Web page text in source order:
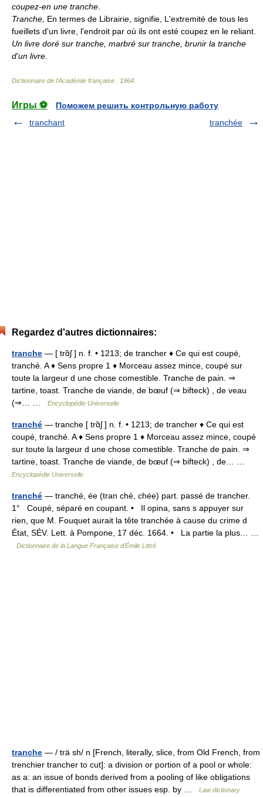
coupez-en une tranche
Tranche, En termes de Librairie, signifie, L'extremité de tous les
fueillets d'un livre, l'endroit par où ils ont esté coupez en le reliant.
Un livre doré sur tranche, marbré sur tranche, brunir la tranche
d'un livre
Dictionnaire de l'Académie française 1964
Игры ⚽
Поможем решить контрольную работу
tranchant
tranchée
Regardez d'autres dictionnaires:
tranche — [ trɑ̃ʃ ] n. f. • 1213; de trancher ♦ Ce qui est coupé,
tranché. A ♦ Sens propre 1 ♦ Morceau assez mince, coupé sur
toute la largeur d une chose comestible. Tranche de pain. ⇒
tartine, toast. Tranche de viande, de bœuf (⇒ bifteck) , de veau
(⇒… …
Encyclopédie Universelle
tranché — tranche [ trɑ̃ʃ ] n. f. • 1213; de trancher ♦ Ce qui est
coupé, tranché. A ♦ Sens propre 1 ♦ Morceau assez mince, coupé
sur toute la largeur d une chose comestible. Tranche de pain. ⇒
tartine, toast. Tranche de viande, de bœuf (⇒ bifteck) , de… …
Encyclopédie Universelle
tranché — tranché, ée (tran ché, chée) part. passé de trancher.
1° Coupé, séparé en coupant. • Il opina, sans s appuyer sur
rien, que M. Fouquet aurait la tête tranchée à cause du crime d
État, SÉV. Lett. à Pompone, 17 déc. 1664. • La partie la plus… …
Dictionnaire de la Langue Française d'Émile Littré
tranche — / trä sh/ n [French, literally, slice, from Old French, from
trenchier trancher to cut]: a division or portion of a pool or whole:
as a: an issue of bonds derived from a pooling of like obligations
that is differentiated from other issues esp. by …
Law dictionary